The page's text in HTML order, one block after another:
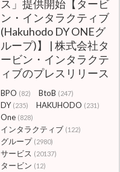
ス」提供開始【タービ
ン・インタラクティブ
(Hakuhodo DY ONEグ
ループ)】 | 株式会社タ
ービン・インタラクテ
ィブのプレスリリース
BPO (82) BtoB (247)
DY (235) HAKUHODO (231)
One (828)
インタラクティブ (122)
グループ (2980)
サービス (20137)
タービン (12)